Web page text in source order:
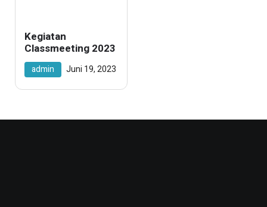
Kegiatan
Classmeeting 2023
admin Juni 19, 2023